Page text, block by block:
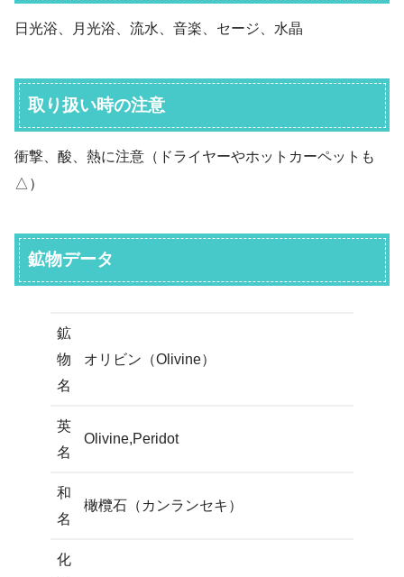
日光浴、月光浴、流水、音楽、セージ、水晶
取り扱い時の注意
衝撃、酸、熱に注意（ドライヤーやホットカーペットも
△）
鉱物データ
鉱
物
名
オリビン（Olivine）
英
名
Olivine,Peridot
和
名
橄欖石（カンランセキ）
化